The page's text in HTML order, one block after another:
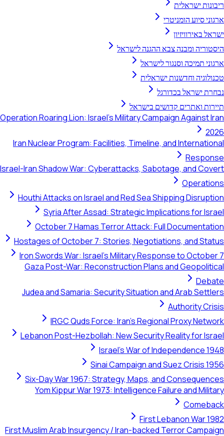
ישראלית
הומניטרי
ומבנה צבא ההגנה לישראל
וסנגור לישראל
וחדשנות ישראלית
בכדורגל
ואתרים קדושים בישראל
Operation Roaring Lion: Israel's Military Campaign
Iran Nuclear Program: Facilities, Timeline, and
Israel-Iran Shadow War: Cyberattacks, Sabotage, and
Houthi Attacks on Israel and Red Sea Shipping
Syria After Assad: Strategic Implications
October 7 Hamas Terror Attack: Full
Hostages of October 7: Stories, Negotiations, and
Iron Swords War: Israel's Military Response to
Gaza Post-War: Reconstruction Plans and
Judea and Samaria: Security Situation and Arab
Authority
IRGC Quds Force: Iran's Regional Proxy
Lebanon Post-Hezbollah: New Security Reality
Israel's War of
Sinai Campaign and Suez
Six-Day War 1967: Strategy, Maps, and
Yom Kippur War 1973: Intelligence Failure and
First Lebanon
First Muslim Arab Insurgency / Iran-backed Terror